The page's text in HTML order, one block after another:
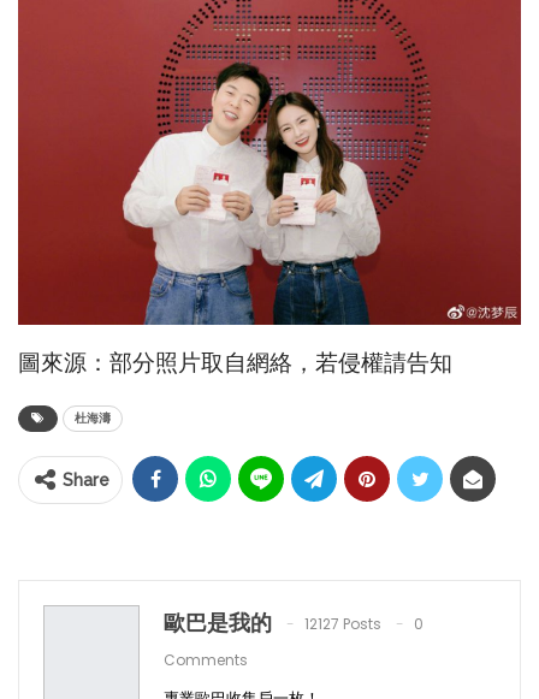
圖來源：部分照片取自網絡，若侵權請告知
杜海濤
Share
歐巴是我的 12127 Posts
0
Comments